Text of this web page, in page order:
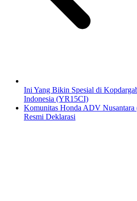
Ini Yang Bikin Spesial di
Indonesia (YR15CI)
Komunitas Honda ADV Nusantara
Resmi Deklarasi